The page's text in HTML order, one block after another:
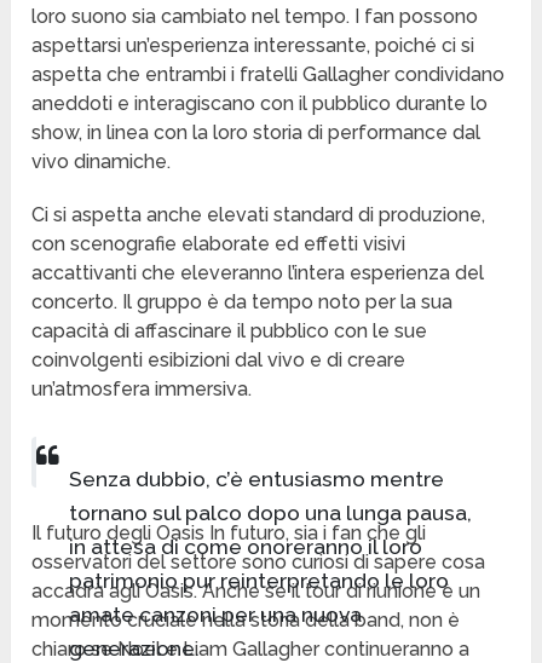
loro suono sia cambiato nel tempo. I fan possono
aspettarsi un’esperienza interessante, poiché ci si
aspetta che entrambi i fratelli Gallagher condividano
aneddoti e interagiscano con il pubblico durante lo
show, in linea con la loro storia di performance dal
vivo dinamiche.
Ci si aspetta anche elevati standard di produzione,
con scenografie elaborate ed effetti visivi
accattivanti che eleveranno l’intera esperienza del
concerto. Il gruppo è da tempo noto per la sua
capacità di affascinare il pubblico con le sue
coinvolgenti esibizioni dal vivo e di creare
un’atmosfera immersiva.
Senza dubbio, c’è entusiasmo mentre
tornano sul palco dopo una lunga pausa,
in attesa di come onoreranno il loro
patrimonio pur reinterpretando le loro
amate canzoni per una nuova
generazione.
Il futuro degli Oasis In futuro, sia i fan che gli
osservatori del settore sono curiosi di sapere cosa
accadrà agli Oasis. Anche se il tour di riunione è un
momento cruciale nella storia della band, non è
chiaro se Noel e Liam Gallagher continueranno a